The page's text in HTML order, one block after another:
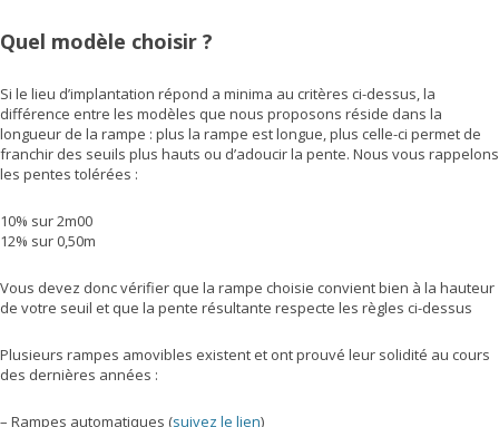
Quel modèle choisir ?
Si le lieu d’implantation répond a minima au critères ci-dessus, la
différence entre les modèles que nous proposons réside dans la
longueur de la rampe : plus la rampe est longue, plus celle-ci permet de
franchir des seuils plus hauts ou d’adoucir la pente. Nous vous rappelons
les pentes tolérées :
10% sur 2m00
12% sur 0,50m
Vous devez donc vérifier que la rampe choisie convient bien à la hauteur
de votre seuil et que la pente résultante respecte les règles ci-dessus
Plusieurs rampes amovibles existent et ont prouvé leur solidité au cours
des dernières années :
– Rampes automatiques (suivez le lien)